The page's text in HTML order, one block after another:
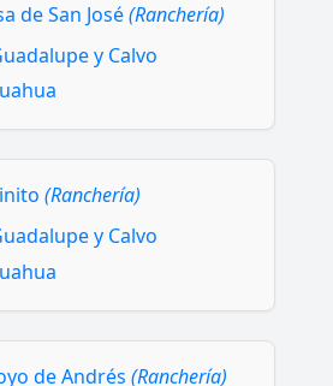
de San José(Ranchería)
y Calvo
(Ranchería)
y Calvo
de Andrés (Ranchería)